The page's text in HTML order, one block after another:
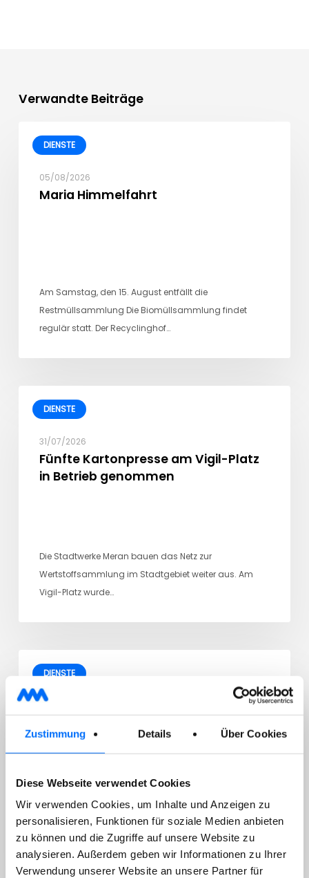
Zustimmung Details Über Cookies
Diese Webseite verwendet Cookies
Wir verwenden Cookies, um Inhalte und Anzeigen zu
personalisieren, Funktionen für soziale Medien anbieten
zu können und die Zugriffe auf unsere Website zu
analysieren. Außerdem geben wir Informationen zu Ihrer
Verwendung unserer Website an unsere Partner für
Verwandte Beiträge
DIENSTE
05/08/2026
Maria Himmelfahrt
Am Samstag, den 15. August entfällt die
Restmüllsammlung Die Biomüllsammlung findet
regulär statt. Der Recyclinghof…
DIENSTE
31/07/2026
Fünfte Kartonpresse am Vigil-Platz
in Betrieb genommen
Die Stadtwerke Meran bauen das Netz zur
Wertstoffsammlung im Stadtgebiet weiter aus. Am
Vigil-Platz wurde…
DIENSTE
29/07/2026
Hausabfällen
Sehr geehrter Kunde, wir machen darauf aufmerksam,
dass die nächste mobile Sammlung von gefährlichen
Hausabfällen…